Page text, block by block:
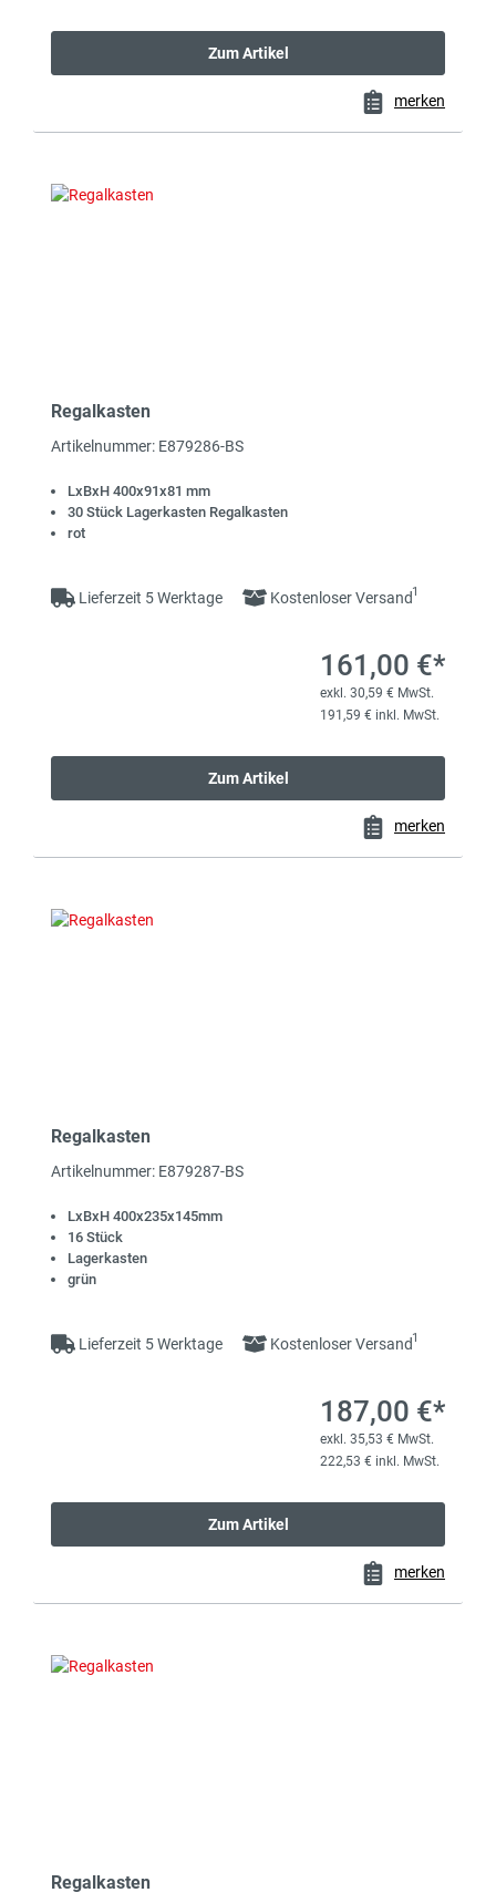
Zum Artikel
merken
Regalkasten
Artikelnummer: E879286-BS
LxBxH 400x91x81 mm
30 Stück Lagerkasten Regalkasten
rot
Lieferzeit 5 Werktage Kostenloser Versand1
161,00 €*
exkl. 30,59 € MwSt.
191,59 € inkl. MwSt.
Zum Artikel
merken
Regalkasten
Artikelnummer: E879287-BS
LxBxH 400x235x145mm
16 Stück
Lagerkasten
grün
Lieferzeit 5 Werktage Kostenloser Versand1
187,00 €*
exkl. 35,53 € MwSt.
222,53 € inkl. MwSt.
Zum Artikel
merken
Regalkasten